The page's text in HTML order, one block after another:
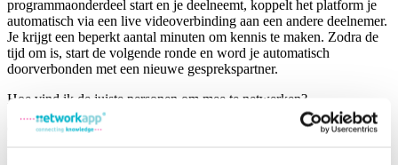
programmaonderdeel start en je deelneemt, koppelt het platform je
automatisch via een live videoverbinding aan een andere deelnemer.
Je krijgt een beperkt aantal minuten om kennis te maken. Zodra de
tijd om is, start de volgende ronde en word je automatisch
doorverbonden met een nieuwe gesprekspartner.
Hoe vind ik de juiste personen om mee te netwerken?
Ga naar de deelnemerslijst of de exposantenpagina’s in het menu.